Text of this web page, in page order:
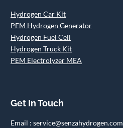
Hydrogen Car Kit
PEM Hydrogen Generator
Hydrogen Fuel Cell
Hydrogen Truck Kit
PEM Electrolyzer MEA
Get In Touch
Email : service@senzahydrogen.com